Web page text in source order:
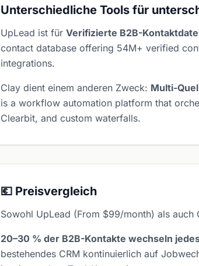
Unterschiedliche Tools für
UpLead ist für Verifizierte B2B-
contact database offering 54M+ verified
integrations.
Clay dient einem anderen Zweck: Multi-
is a workflow automation platform that
Clearbit, and custom waterfalls.
💶 Preisvergleich
Sowohl UpLead (From $99/month) als
20–30 % der B2B-Kontakte wechseln
bestehendes CRM kontinuierlich auf